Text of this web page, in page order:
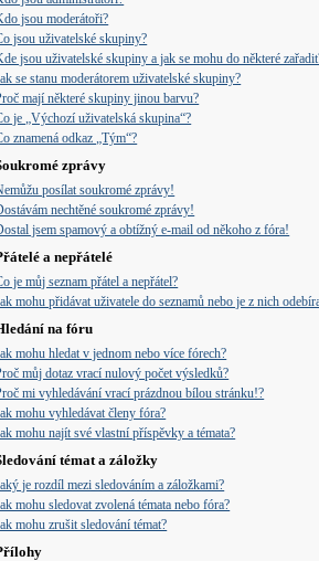
jsou moderátoři?
jsou uživatelské skupiny?
jsou uživatelské skupiny a jak se mohu do některé
se stanu moderátorem uživatelské skupiny?
mají některé skupiny jinou barvu?
je „Výchozí uživatelská skupina“?
znamená odkaz „Tým“?
zprávy
posílat soukromé zprávy!
nechtěné soukromé zprávy!
jsem spamový a obtížný e-mail od někoho z fóra!
a nepřátelé
je můj seznam přátel a nepřátel?
mohu přidávat uživatele do seznamů nebo je z nich
na fóru
mohu hledat v jednom nebo více fórech?
můj dotaz vrací nulový počet výsledků?
mi vyhledávání vrací prázdnou bílou stránku!?
mohu vyhledávat členy fóra?
mohu najít své vlastní příspěvky a témata?
témat a záložky
je rozdíl mezi sledováním a záložkami?
mohu sledovat zvolená témata nebo fóra?
mohu zrušit sledování témat?